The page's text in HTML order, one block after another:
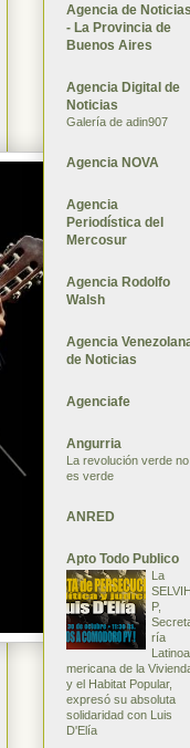
Agencia de Noticias
- La Provincia de
Buenos Aires
Agencia Digital de
Noticias
Galería de adin907
Agencia NOVA
Agencia
Periodística del
Mercosur
Agencia Rodolfo
Walsh
Agencia
de Noticias
Agenciafe
Angurria
La revolución verde no
es verde
ANRED
Apto Todo Publico
La
SELVIH
P,
ría
Latinoa
mericana de la
y el Habitat Popular,
expresó su absoluta
solidaridad con Luis
D'Elía